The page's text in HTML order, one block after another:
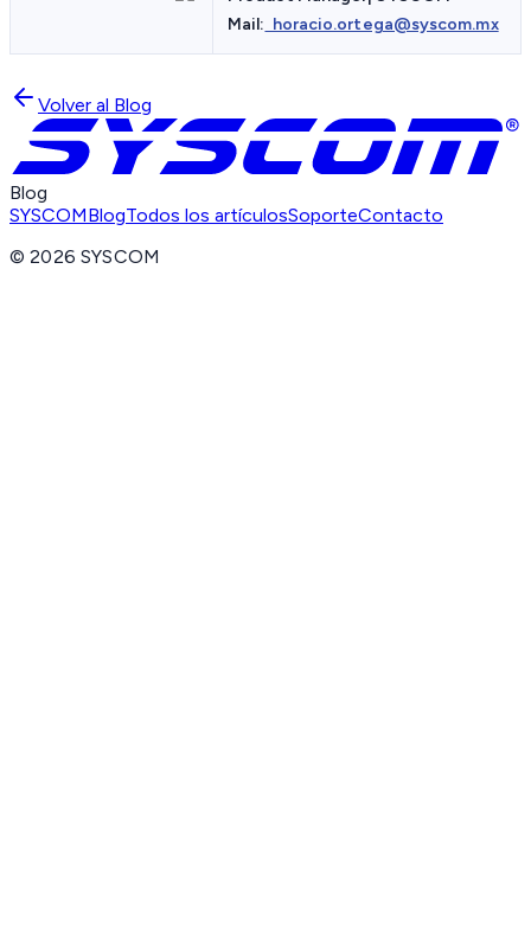
Mail: horacio.ortega@syscom.mx
Volver al Blog
Blog
SYSCOMBlogTodos los artículosSoporteContacto
©2026 SYSCOM